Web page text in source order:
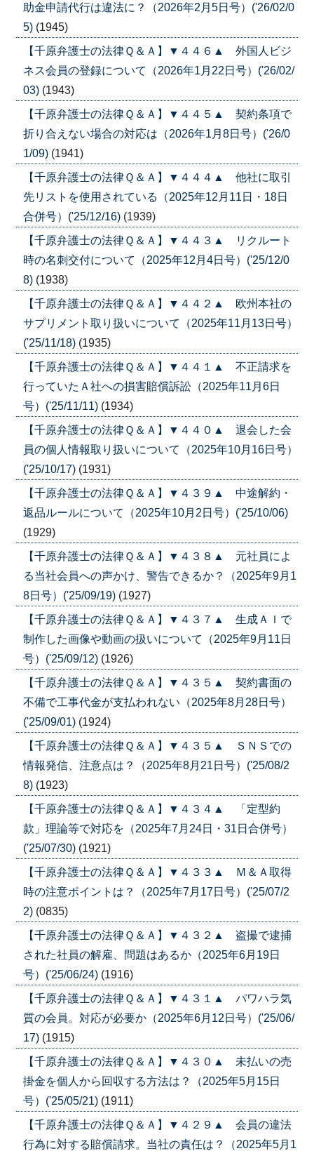
助金申請代行は違法に？（2026年2月5日号）('26/02/0
5) (1945)
【千原弁護士の法律Ｑ＆Ａ】▼４４６▲ 外国人ビジ
ネス会員の登録について（2026年1月22日号）('26/02/
03) (1943)
【千原弁護士の法律Ｑ＆Ａ】▼４４５▲ 契約条項で
折り合えない場合の対応は（2026年1月8日号）('26/0
1/09) (1941)
【千原弁護士の法律Ｑ＆Ａ】▼４４４▲ 他社に取引
先リストを使用されている（2025年12月11日・18日
合併号）('25/12/16) (1939)
【千原弁護士の法律Ｑ＆Ａ】▼４４３▲ リクルート
時の名刺交付について（2025年12月4日号）('25/12/0
8) (1938)
【千原弁護士の法律Ｑ＆Ａ】▼４４２▲ 欧州本社の
サプリメント取り扱いについて（2025年11月13日号）
('25/11/18) (1935)
【千原弁護士の法律Ｑ＆Ａ】▼４４１▲ 不正請求を
行っていたＡ社への損害賠償訴訟（2025年11月6日
号）('25/11/11) (1934)
【千原弁護士の法律Ｑ＆Ａ】▼４４０▲ 退会した会
員の個人情報取り扱いについて（2025年10月16日号）
('25/10/17) (1931)
【千原弁護士の法律Ｑ＆Ａ】▼４３９▲ 中途解約・
返品ルールについて（2025年10月2日号）('25/10/06)
(1929)
【千原弁護士の法律Ｑ＆Ａ】▼４３８▲ 元社員によ
る当社会員への声かけ、警告できるか？（2025年9月1
8日号）('25/09/19) (1927)
【千原弁護士の法律Ｑ＆Ａ】▼４３７▲ 生成ＡＩで
制作した画像や動画の扱いについて（2025年9月11日
号）('25/09/12) (1926)
【千原弁護士の法律Ｑ＆Ａ】▼４３５▲ 契約書面の
不備で工事代金が支払われない（2025年8月28日号）
('25/09/01) (1924)
【千原弁護士の法律Ｑ＆Ａ】▼４３５▲ ＳＮＳでの
情報発信、注意点は？（2025年8月21日号）('25/08/2
8) (1923)
【千原弁護士の法律Ｑ＆Ａ】▼４３４▲ 「定型約
款」理論等で対応を（2025年7月24日・31日合併号）
('25/07/30) (1921)
【千原弁護士の法律Ｑ＆Ａ】▼４３３▲ Ｍ＆Ａ取得
時の注意ポイントは？（2025年7月17日号）('25/07/2
2) (0835)
【千原弁護士の法律Ｑ＆Ａ】▼４３２▲ 盗撮で逮捕
された社員の解雇、問題はあるか（2025年6月19日
号）('25/06/24) (1916)
【千原弁護士の法律Ｑ＆Ａ】▼４３１▲ パワハラ気
質の会員。対応が必要か（2025年6月12日号）('25/06/
17) (1915)
【千原弁護士の法律Ｑ＆Ａ】▼４３０▲ 未払いの売
掛金を個人から回収する方法は？（2025年5月15日
号）('25/05/21) (1911)
【千原弁護士の法律Ｑ＆Ａ】▼４２９▲ 会員の違法
行為に対する賠償請求。当社の責任は？（2025年5月1